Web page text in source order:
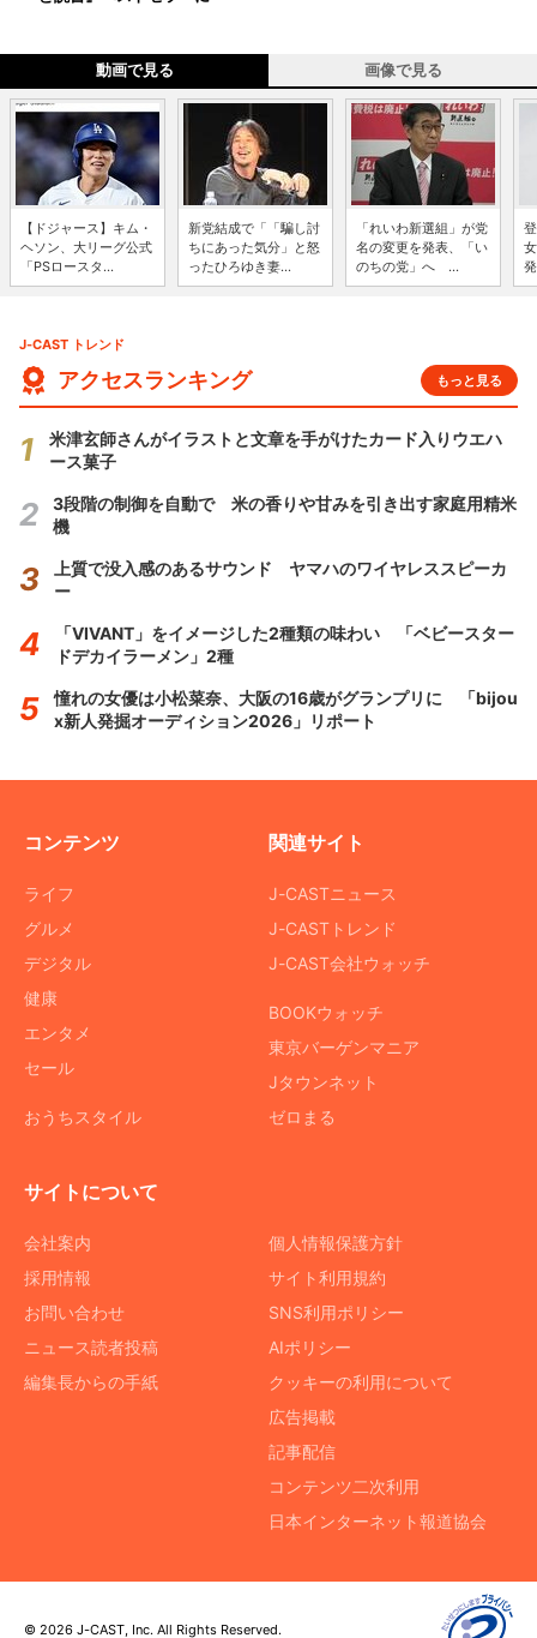
動画で見る 画像で見る
【ドジャース】キム・
ヘソン、大リーグ公式
「PSロースタ...
新党結成で「「騙し討
ちにあった気分」と怒
ったひろゆき妻...
「れいわ新選組」が党
名の変更を発表、「い
のちの党」へ ...
J-CAST トレンド
アクセスランキング もっと見る
米津玄師さんがイラストと文章を手がけたカード入りウエハ
ース菓子
3段階の制御を自動で 米の香りや甘みを引き出す家庭用精米
機
上質で没入感のあるサウンド ヤマハのワイヤレススピーカ
ー
「VIVANT」をイメージした2種類の味わい 「ベビースター
ドデカイラーメン」2種
憧れの女優は小松菜奈、大阪の16歳がグランプリに 「bijou
x新人発掘オーディション2026」リポート
コンテンツ
ライフ
グルメ
デジタル
健康
エンタメ
セール
おうちスタイル
関連サイト
J-CASTニュース
J-CASTトレンド
J-CAST会社ウォッチ
BOOKウォッチ
東京バーゲンマニア
Jタウンネット
ゼロまる
サイトについて
会社案内
採用情報
お問い合わせ
ニュース読者投稿
編集長からの手紙
個人情報保護方針
サイト利用規約
SNS利用ポリシー
AIポリシー
クッキーの利用について
広告掲載
記事配信
コンテンツ二次利用
日本インターネット報道協会
© 2026 J-CAST, Inc. All Rights Reserved.